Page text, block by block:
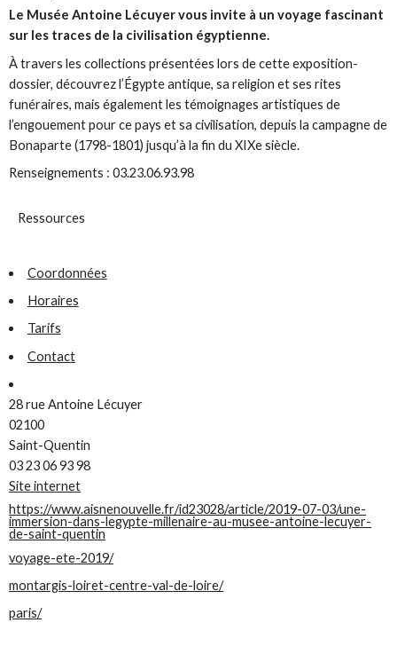
Le Musée Antoine Lécuyer vous invite à un voyage fascinant
sur les traces de la civilisation égyptienne.
À travers les collections présentées lors de cette exposition-
dossier, découvrez l’Égypte antique, sa religion et ses rites
funéraires, mais également les témoignages artistiques de
l’engouement pour ce pays et sa civilisation, depuis la campagne de
Bonaparte (1798-1801) jusqu’à la fin du XIXe siècle.
Renseignements : 03.23.06.93.98
Ressources
Coordonnées
Horaires
Tarifs
Contact
28 rue Antoine Lécuyer
02100
Saint-Quentin
03 23 06 93 98
Site internet
https://www.aisnenouvelle.fr/id23028/article/2019-07-03/une-
immersion-dans-legypte-millenaire-au-musee-antoine-lecuyer-
de-saint-quentin
voyage-ete-2019/
montargis-loiret-centre-val-de-loire/
paris/